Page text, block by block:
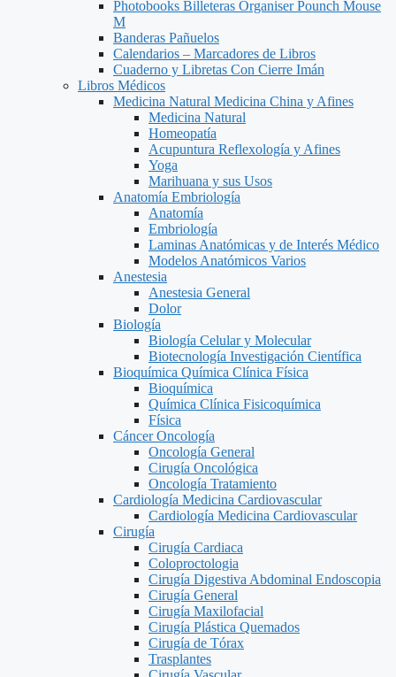
Photobooks Billeteras Organiser Pounch Mouse
M
Banderas Pañuelos
Calendarios – Marcadores de Libros
Cuaderno y Libretas Con Cierre Imán
Libros Médicos
Medicina Natural Medicina China y Afines
Medicina Natural
Homeopatía
Acupuntura Reflexología y Afines
Yoga
Marihuana y sus Usos
Anatomía Embriología
Anatomía
Embriología
Laminas Anatómicas y de Interés Médico
Modelos Anatómicos Varios
Anestesia
Anestesia General
Dolor
Biología
Biología Celular y Molecular
Biotecnología Investigación Científica
Bioquímica Química Clínica Física
Bioquímica
Química Clínica Fisicoquímica
Física
Cáncer Oncología
Oncología General
Cirugía Oncológica
Oncología Tratamiento
Cardiología Medicina Cardiovascular
Cardiología Medicina Cardiovascular
Cirugía
Cirugía Cardiaca
Coloproctologia
Cirugía Digestiva Abdominal Endoscopia
Cirugía General
Cirugía Maxilofacial
Cirugía Plástica Quemados
Cirugía de Tórax
Trasplantes